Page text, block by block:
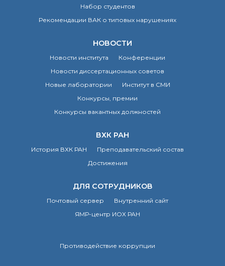
Достижения
Внутренний сайт
ЯМР-центр ИОХ РАН
Набор студентов
Рекомендации ВАК о типовых нарушениях
НОВОСТИ
Новости института
Конференции
Новости диссертационных советов
Новые лаборатории
Институт в СМИ
Конкурсы, премии
Конкурсы вакантных должностей
ВХК РАН
История ВХК РАН
Преподавательский состав
Достижения
ДЛЯ СОТРУДНИКОВ
Почтовый сервер
Внутренний сайт
ЯМР-центр ИОХ РАН
Противодействие коррупции